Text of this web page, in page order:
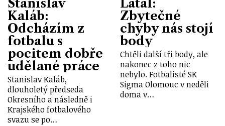
Stanislav
Kaláb:
Odcházím z
fotbalu s
pocitem dobře
udělané práce
Stanislav Kaláb,
dlouholetý předseda
Okresního a následně i
Krajského fotbalového
svazu se po…
Látal:
Zbytečné
chyby nás stojí
body
Chtěli další tři body, ale
nakonec z toho nic
nebylo. Fotbalisté SK
Sigma Olomouc v neděli
doma v…